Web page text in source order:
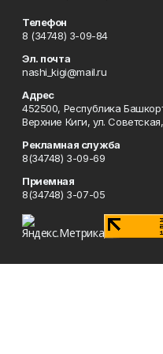
Телефон
8 (34748) 3-09-84
Эл. почта
nashi_kigi@mail.ru
Адрес
452500, Республика
Верхние Киги, ул. Советская,
Рекламная служба
8(34748) 3-09-69
Приемная
8(34748) 3-07-05